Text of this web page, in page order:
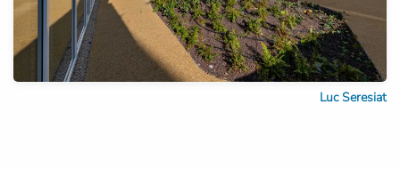
Luc Seresiat